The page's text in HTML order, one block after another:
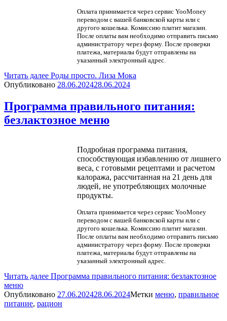
Оплата принимается через сервис YooMoney
переводом с вашей банковской карты или с
другого кошелька. Комиссию платит магазин.
После оплаты вам необходимо отправить письмо
администратору через форму. После проверки
платежа, материалы будут отправлены на
указанный электронный адрес.
Читать далее Роды просто. Лиза Мока
Опубликовано 28.06.202428.06.2024
Программа правильного питания:
безлактозное меню
Подробная программа питания,
способствующая избавлению от лишнего
веса, с готовыми рецептами и расчетом
калоража, рассчитанная на 21 день для
людей, не употребляющих молочные
продукты.
Оплата принимается через сервис YooMoney
переводом с вашей банковской карты или с
другого кошелька. Комиссию платит магазин.
После оплаты вам необходимо отправить письмо
администратору через форму. После проверки
платежа, материалы будут отправлены на
указанный электронный адрес.
Читать далее Программа правильного питания: безлактозное
меню
Опубликовано 27.06.202428.06.2024Метки меню, правильное
питание, рацион